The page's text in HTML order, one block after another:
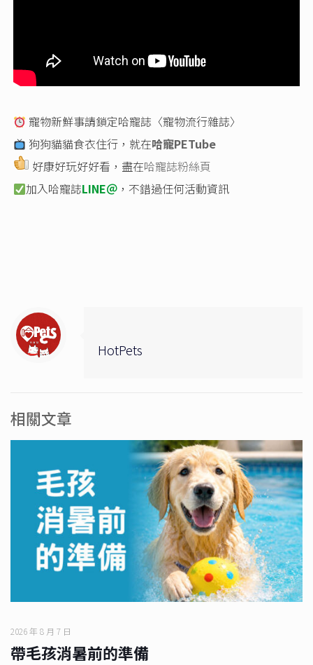
寵物新鮮事請鎖定哈寵誌〈寵物流行雜誌〉
狗狗貓貓食衣住行，就在哈寵PETube
好康好玩好好看，盡在哈寵誌粉絲頁
加入哈寵誌LINE＠ ，不錯過任何活動資訊
HotPets
相關文章
2026 年 8 月 7 日
帶毛孩消暑前的準備